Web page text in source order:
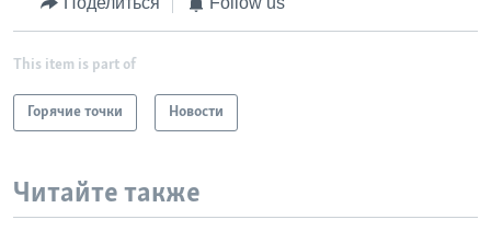
This item is part of
Горячие точки Новости
Читайте также